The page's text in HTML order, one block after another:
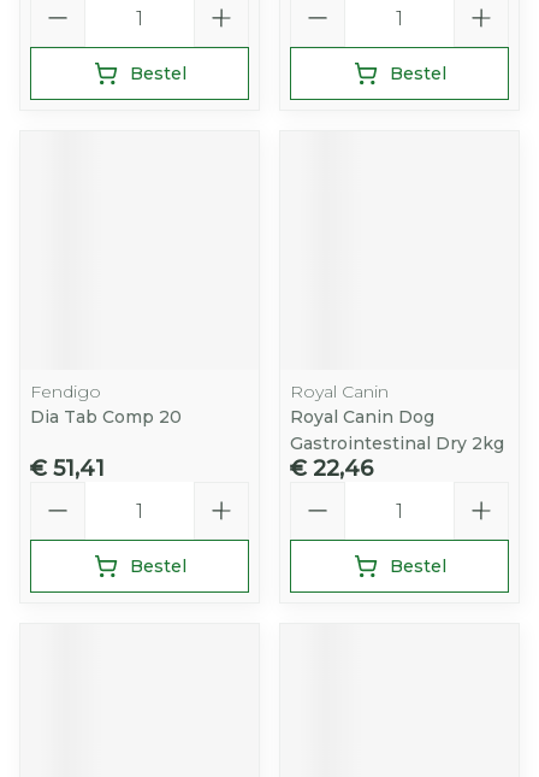
Bestel Bestel
Fendigo
Dia Tab Comp 20
€ 51,41
Bestel
Royal Canin
Royal Canin Dog
Gastrointestinal Dry 2kg
€ 22,46
Bestel